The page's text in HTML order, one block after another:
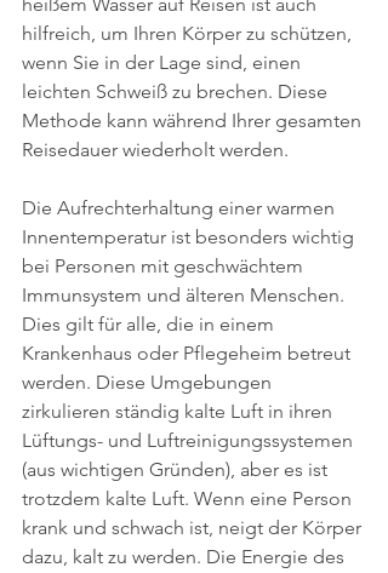
hilfreich, um Ihren Körper zu schützen,
wenn Sie in der Lage sind, einen
leichten Schweiß zu brechen. Diese
Methode kann während Ihrer gesamten
Reisedauer wiederholt werden.
Die Aufrechterhaltung einer warmen
Innentemperatur ist besonders wichtig
bei Personen mit geschwächtem
Immunsystem und älteren Menschen.
Dies gilt für alle, die in einem
Krankenhaus oder Pflegeheim betreut
werden. Diese Umgebungen
zirkulieren ständig kalte Luft in ihren
Lüftungs- und Luftreinigungssystemen
(aus wichtigen Gründen), aber es ist
trotzdem kalte Luft. Wenn eine Person
krank und schwach ist, neigt der Körper
dazu, kalt zu werden. Die Energie des